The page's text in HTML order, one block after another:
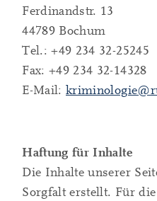
Ferdinandstr. 13
44789 Bochum
Tel.: +49 234 32-25245
Fax: +49 234 32-14328
E-Mail:
Haftung für Inhalte
Die Inhalte unserer
Sorgfalt erstellt. Für